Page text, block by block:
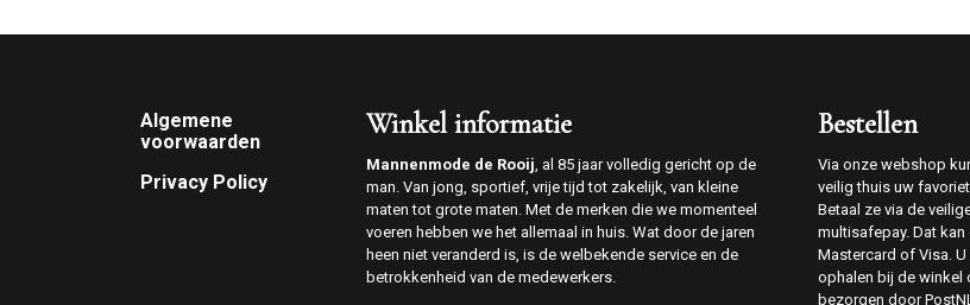
Footer
Algemene
voorwaarden
Privacy Policy
Winkel informatie
Mannenmode de Rooij , al 85 jaar volledig gericht op de
man. Van jong, sportief, vrije tijd tot zakelijk, van kleine
maten tot grote maten. Met de merken die we momenteel
voeren hebben we het allemaal in huis. Wat door de jaren
heen niet veranderd is, is de welbekende service en de
betrokkenheid van de medewerkers.
Bestellen
Via onze webshop
veilig thuis uw
Betaal ze via de
multisafepay. Dat kan
Mastercard of Visa.
ophalen bij de winkel
bezorgen door